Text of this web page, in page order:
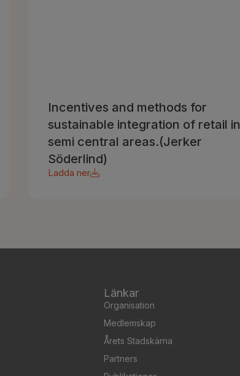
Incentives and methods for
sustainable integration of retail in
semi central areas.(Jerker
Söderlind)
Ladda ner
Länkar
Organisation
Medlemskap
Årets Stadskärna
Partners